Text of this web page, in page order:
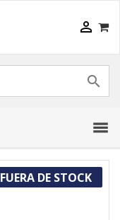


FUERA DE STOCK